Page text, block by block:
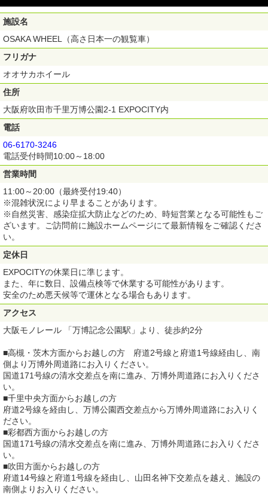
施設名
OSAKA WHEEL（高さ日本一の観覧車）
フリガナ
オオサカホイール
住所
大阪府吹田市千里万博公園2-1 EXPOCITY内
電話
06-6170-3246
電話受付時間10:00～18:00
営業時間
11:00～20:00（最終受付19:40）
※混雑状況により早まることがあります。
※自然災害、感染症拡大防止などのため、時短営業となる可能性もご
ざいます。ご訪問前に施設ホームページにて最新情報をご確認くださ
い。
定休日
EXPOCITYの休業日に準じます。
また、年に数日、設備点検等で休業する可能性があります。
安全のため悪天候等で運休となる場合もあります。
アクセス
大阪モノレール 「万博記念公園駅」より、徒歩約2分
■高槻・茨木方面からお越しの方 府道2号線と府道1号線経由し、南
側より万博外周道路にお入りください。
国道171号線の清水交差点を南に進み、万博外周道路にお入りくださ
い。
■千里中央方面からお越しの方
府道2号線を経由し、万博公園西交差点から万博外周道路にお入りく
ださい。
■彩都西方面からお越しの方
国道171号線の清水交差点を南に進み、万博外周道路にお入りくださ
い。
■吹田方面からお越しの方
府道14号線と府道1号線を経由し、山田名神下交差点を越え、施設の
南側よりお入りください。